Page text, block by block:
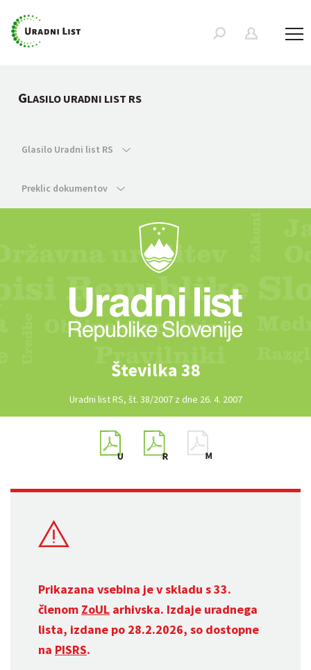
GLASILO URADNI LIST RS
Glasilo Uradni list RS
Preklic dokumentov
Številka 38
Uradni list RS, št. 38/2007 z dne 26. 4. 2007
Prikazana vsebina je v skladu s 33.
členom ZoUL arhivska. Izdaje uradnega
lista, izdane po 28.2.2026, so dostopne
na PISRS.